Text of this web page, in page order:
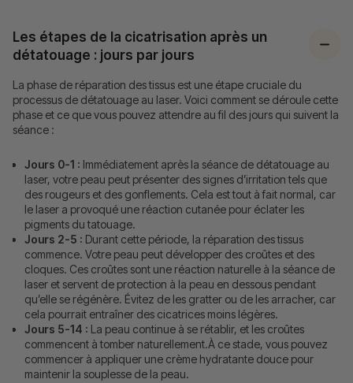
Les étapes de la cicatrisation après un
détatouage : jours par jours
La phase de réparation des tissus est une étape cruciale du
processus de détatouage au laser. Voici comment se déroule cette
phase et ce que vous pouvez attendre au fil des jours qui suivent la
séance :
Jours 0-1 : Immédiatement après la séance de détatouage au
laser, votre peau peut présenter des signes d’irritation tels que
des rougeurs et des gonflements. Cela est tout à fait normal, car
le laser a provoqué une réaction cutanée pour éclater les
pigments du tatouage.
Jours 2-5 : Durant cette période, la réparation des tissus
commence. Votre peau peut développer des croûtes et des
cloques. Ces croûtes sont une réaction naturelle à la séance de
laser et servent de protection à la peau en dessous pendant
qu’elle se régénère. Évitez de les gratter ou de les arracher, car
cela pourrait entraîner des cicatrices moins légères.
Jours 5-14 : La peau continue à se rétablir, et les croûtes
commencent à tomber naturellement.À ce stade, vous pouvez
commencer à appliquer une crème hydratante douce pour
maintenir la souplesse de la peau.